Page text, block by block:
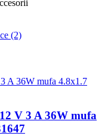
(2)
V 3 A 36W mufa